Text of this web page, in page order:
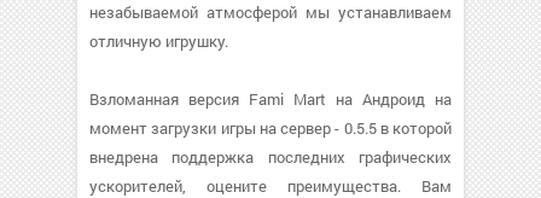
незабываемой атмосферой мы устанавливаем
отличную игрушку.
Взломанная версия Fami Mart на Андроид на
момент загрузки игры на сервер - 0.5.5 в которой
внедрена поддержка последних графических
ускорителей, оцените преимущества. Вам